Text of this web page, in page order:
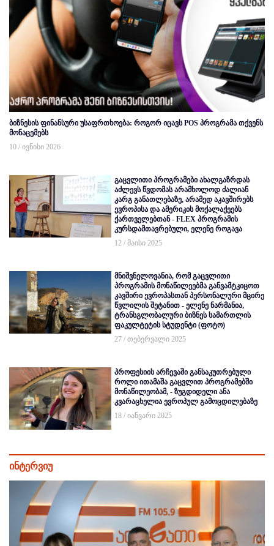
ბიზნესის ფინანსური უსაფრთხოება: როგორ იცავს POS პროგრამა თქვენს
მონაცემებს
10 / ივნისი 2026
გაცვლითი პროგრამები ახალგაზრდას
აძლევს წვდომას არამხოლოდ ძალიან
კარგ განათლებაზე, არამედ აკავშირებს
ევროპისა და ამერიკის მოქალაქეებს
ქართველებთან - FLEX პროგრამის
კურსდამთავრებული, ელენე როგავა
12 / მაისი 2025
მნიშვნელოვანია, რომ გაცვლითი
პროგრამის მონაწილეებმა განვამტკიცოთ
კავშირი ევროპასთან პერსონალური მცირე
წვლილის შეტანით - ელენე ნარმანია,
ტრანსგლობალური ბიზნეს სამართლის
ფაკულტეტის სტუდენტი (ფოტო)
27 / თებერვალი 2025
პროფესიის არჩევაში განსაკუთრებული
როლი ითამაშა გაცვლით პროგრამებში
მონაწილეობამ, - ზუგდიდელი ანა
კვარაცხელია ევროპულ გამოცდილებაზე
18 / იანვარი 2025
ინტერვიუ